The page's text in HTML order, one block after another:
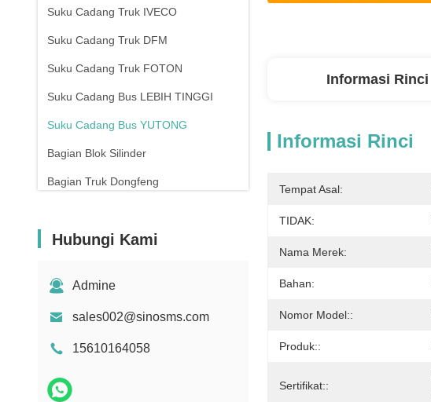
Suku Cadang Truk IVECO
Suku Cadang Truk DFM
Suku Cadang Truk FOTON
Suku Cadang Bus LEBIH TINGGI
Suku Cadang Bus YUTONG
Bagian Blok Silinder
Bagian Truk Dongfeng
Hubungi Kami
Admine
sales002@sinosms.com
15610164058
Informasi Rinci
Informasi Rinci
Tempat Asal:
TIDAK:
Nama Merek:
Bahan:
Nomor Model::
Produk::
Sertifikat::